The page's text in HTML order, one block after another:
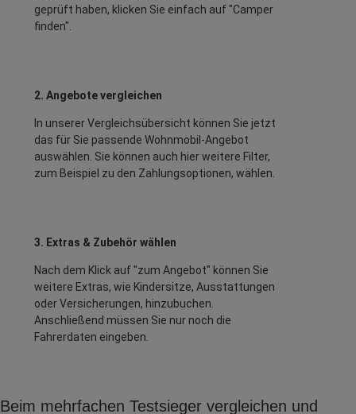
geprüft haben, klicken Sie einfach auf "Camper
finden".
2. Angebote vergleichen
In unserer Vergleichsübersicht können Sie jetzt
das für Sie passende Wohnmobil-Angebot
auswählen. Sie können auch hier weitere Filter,
zum Beispiel zu den Zahlungsoptionen, wählen.
3. Extras & Zubehör wählen
Nach dem Klick auf "zum Angebot" können Sie
weitere Extras, wie Kindersitze, Ausstattungen
oder Versicherungen, hinzubuchen.
Anschließend müssen Sie nur noch die
Fahrerdaten eingeben.
Beim mehrfachen Testsieger vergleichen und